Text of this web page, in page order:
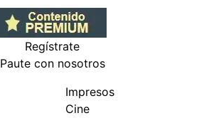
Regístrate
Paute con nosotros
Impresos
Cine